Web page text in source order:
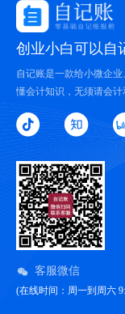
创业小白可以自
自记账是一款给小微企
懂会计知识，无须请会计
客服微信
(在线时间：周一到周六